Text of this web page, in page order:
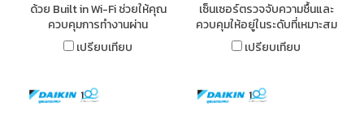
ด้วย Built in Wi-Fi ช่วยให้คุณ
ควบคุมการทำงานผ่าน
แอปพลิเคชัน Daikin mobile
controller ได้ไม่ว่าจะในบ้านหรือ
เปรียบเทียบ
เซ็นเซอร์ตรวจจับความชื้นและ
ควบคุมให้อยู่ในระดับที่เหมาะสม
โดยอัตโนมัติ ให้ความรู้สึกเย็น
สบาย พร้อมตาอัจฉริยะ ตรวจจับ
เปรียบเทียบ